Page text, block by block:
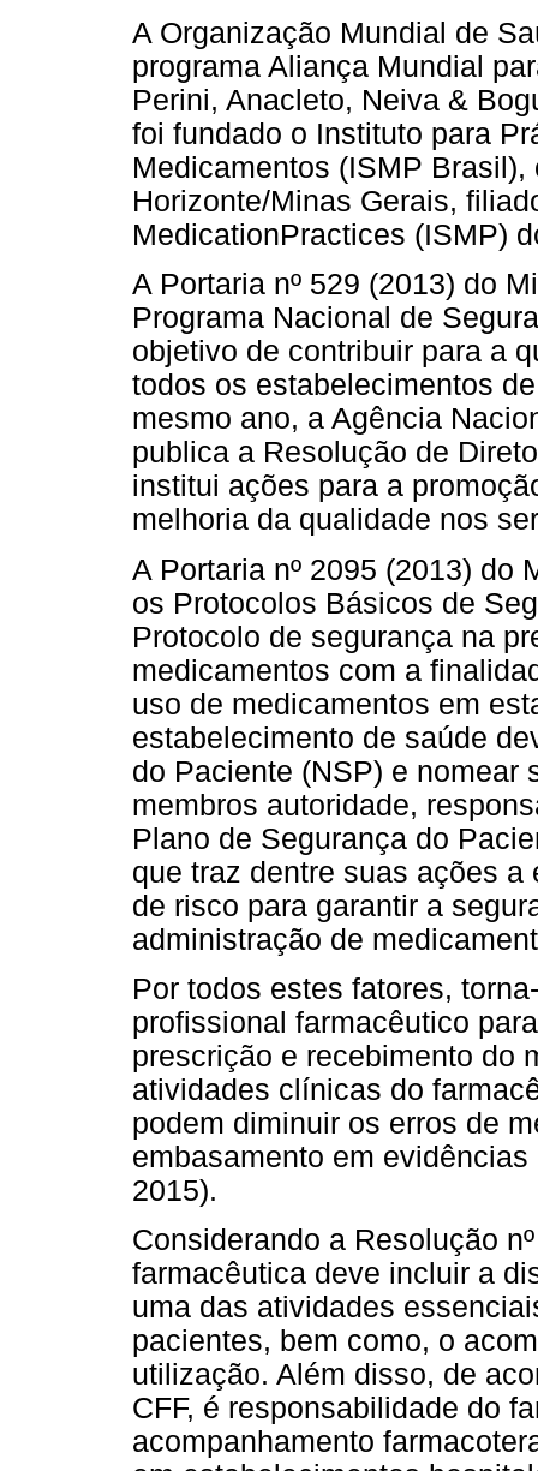
A Organização Mundial de
programa Aliança Mundial
Perini, Anacleto, Neiva &
foi fundado o Instituto para
Medicamentos (ISMP
Horizonte/Minas Gerais,
MedicationPractices (ISMP)
A Portaria nº 529 (2013) do
Programa Nacional de
objetivo de contribuir para a
todos os estabelecimentos
mesmo ano, a Agência
publica a Resolução de
institui ações para a
melhoria da qualidade nos
A Portaria nº 2095 (2013) do
os Protocolos Básicos de
Protocolo de segurança na
medicamentos com a
uso de medicamentos em
estabelecimento de saúde
do Paciente (NSP) e nomear
membros autoridade,
Plano de Segurança do
que traz dentre suas ações
de risco para garantir a
administração de
Por todos estes fatores,
profissional farmacêutico
prescrição e recebimento do
atividades clínicas do
podem diminuir os erros de
embasamento em
2015).
Considerando a Resolução
farmacêutica deve incluir a
uma das atividades
pacientes, bem como, o
utilização. Além disso, de
CFF, é responsabilidade do
acompanhamento